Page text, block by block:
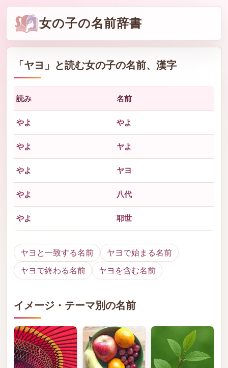
女の子の名前辞書
「ヤヨ 」と読む女の子の名前、漢字
読み 名前
やよ やよ
やよ ヤよ
やよ ヤヨ
やよ 八代
やよ 耶世
ヤヨと一致する名前
ヤヨで始まる名前
ヤヨで終わる名前
ヤヨを含む名前
イメージ・テーマ別の名前